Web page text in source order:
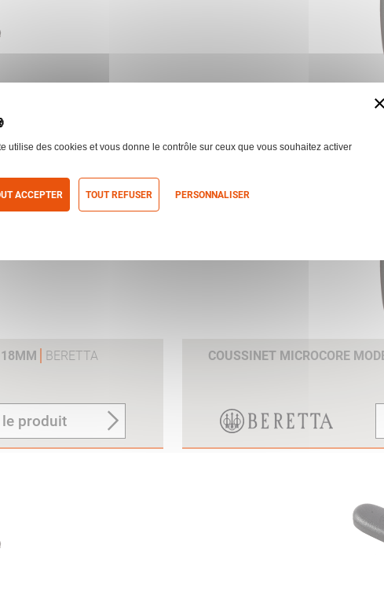
COUSSINET MICROCORE
18MM BERETTA
produit
COUSSINET MICROCORE
×
utilise des cookies et vous donne le contrôle sur ceux que vous souhaitez activer
ACCEPTER TOUT REFUSER PERSONNALISER